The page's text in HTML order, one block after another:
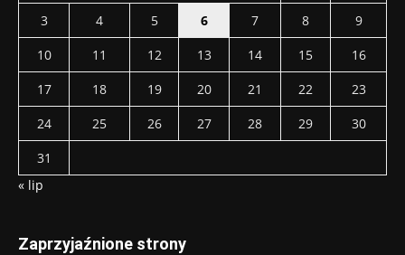
3
4 5 6 7 8
9
10
11 12 13 14 15
16
17
18 19 20 21 22
23
24
25 26 27 28 29
30
31
« lip
Zaprzyjaźnione strony